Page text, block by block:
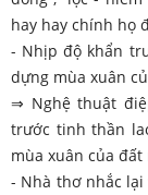
hay hay chính họ
- Nhịp độ khẩn
dựng mùa xuân
⇒ Nghệ thuật
trước tinh thần
mùa xuân của đất
- Nhà thơ nhắc lại